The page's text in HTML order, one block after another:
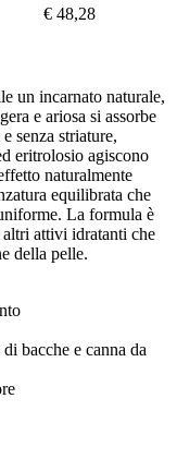
€ 48,28
un incarnato naturale,
e ariosa si assorbe
senza striature,
eritrolosio agiscono
naturalmente
equilibrata che
La formula è
attivi idratanti che
della pelle.
bacche e canna da